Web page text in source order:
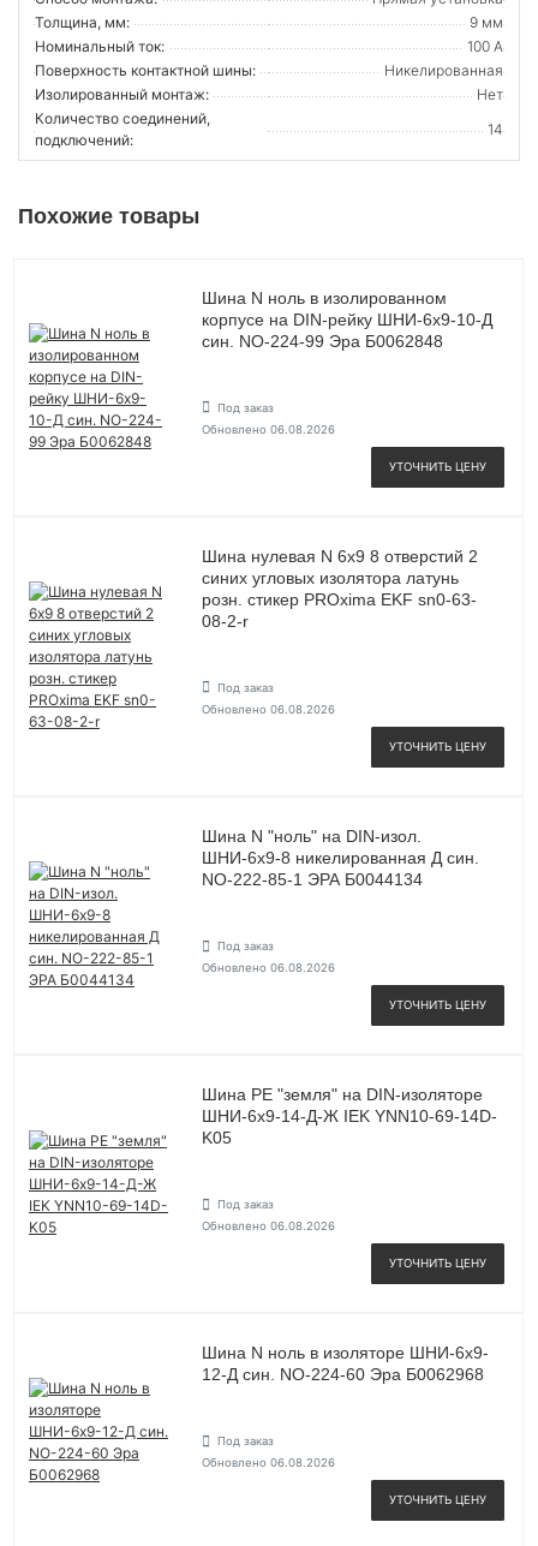
Толщина, мм:
9 мм
Номинальный ток:
100 А
Поверхность контактной шины:
Никелированная
Изолированный монтаж:
Нет
Количество соединений,
подключений:
14
Похожие товары
Шина N ноль в изолированном
корпусе на DIN-рейку ШНИ-6х9-10-Д
син. NO-224-99 Эра Б0062848
Под заказ
Обновлено 06.08.2026
УТОЧНИТЬ ЦЕНУ
Шина нулевая N 6х9 8 отверстий 2
синих угловых изолятора латунь
розн. стикер PROxima EKF sn0-63-
08-2-r
Под заказ
Обновлено 06.08.2026
УТОЧНИТЬ ЦЕНУ
Шина N "ноль" на DIN-изол.
ШНИ-6х9-8 никелированная Д син.
NO-222-85-1 ЭРА Б0044134
Под заказ
Обновлено 06.08.2026
УТОЧНИТЬ ЦЕНУ
Шина PE "земля" на DIN-изоляторе
ШНИ-6х9-14-Д-Ж IEK YNN10-69-14D-
K05
Под заказ
Обновлено 06.08.2026
УТОЧНИТЬ ЦЕНУ
Шина N ноль в изоляторе ШНИ-6х9-
12-Д син. NO-224-60 Эра Б0062968
Под заказ
Обновлено 06.08.2026
УТОЧНИТЬ ЦЕНУ